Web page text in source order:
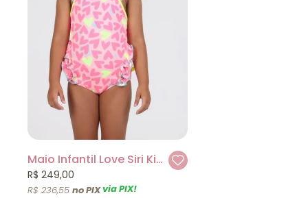
Maio Infantil Love Siri Kids
R$ 236,55 via PIX!
R$ 249,00